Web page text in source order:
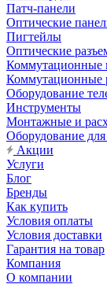
Патч-панели
Оптические
Пигтейлы
Оптические
Коммутационные
Коммутационные
Оборудование
Инструменты
Монтажные и
Оборудование
Акции
Услуги
Блог
Бренды
Как купить
Условия оплаты
Условия доставки
Гарантия на товар
Компания
О компании